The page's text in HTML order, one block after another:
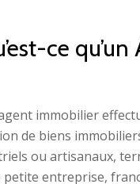
ce
immobilier
de biens
ou artisanaux,
petite entreprise,